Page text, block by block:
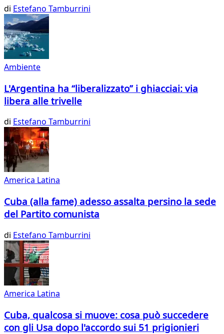
di Estefano Tamburrini
Ambiente
L'Argentina ha “liberalizzato” i ghiacciai: via
libera alle trivelle
di Estefano Tamburrini
America Latina
Cuba (alla fame) adesso assalta persino la sede
del Partito comunista
di Estefano Tamburrini
America Latina
Cuba, qualcosa si muove: cosa può succedere
con gli Usa dopo l'accordo sui 51 prigionieri